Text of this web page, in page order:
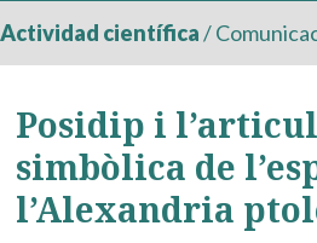
Actividad científica/
Posidip i
simbòlica de
l’Alexandria